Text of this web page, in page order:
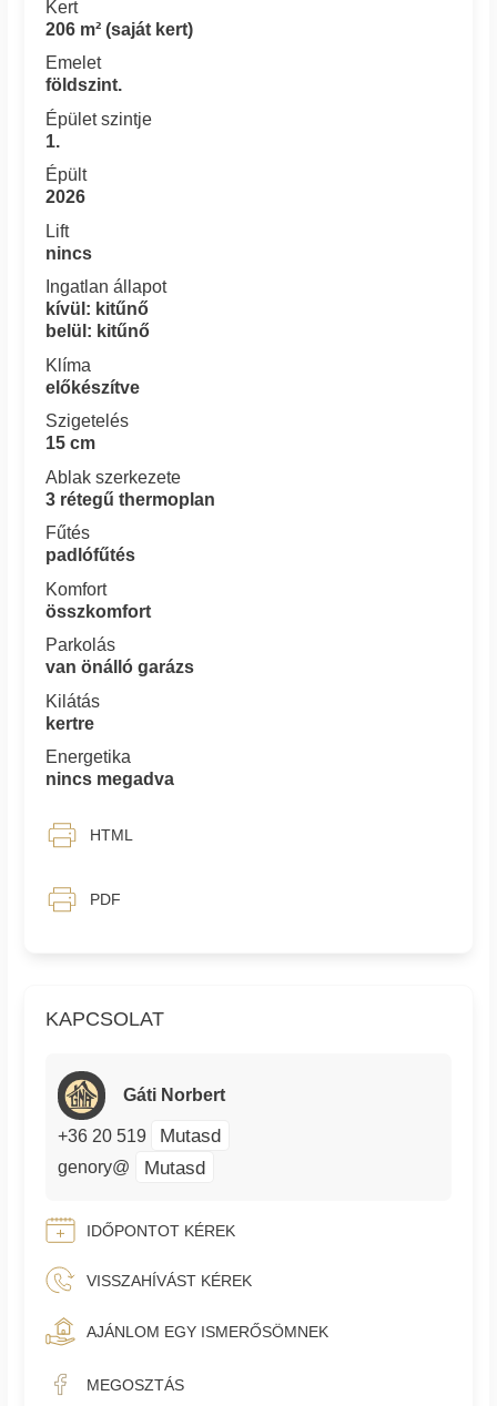
KAPCSOLAT
Gáti Norbert
+36 20 519 Mutasd
genory@ Mutasd
IDŐPONTOT KÉREK
VISSZAHÍVÁST KÉREK
AJÁNLOM EGY ISMERŐSÖMNEK
MEGOSZTÁS
Kert
206 m² (saját kert)
Emelet
földszint.
Épület szintje
1.
Épült
2026
Lift
nincs
Ingatlan állapot
kívül: kitűnő
belül: kitűnő
Klíma
előkészítve
Szigetelés
15 cm
Ablak szerkezete
3 rétegű thermoplan
Fűtés
padlófűtés
Komfort
összkomfort
Parkolás
van önálló garázs
Kilátás
kertre
Energetika
nincs megadva
HTML
PDF